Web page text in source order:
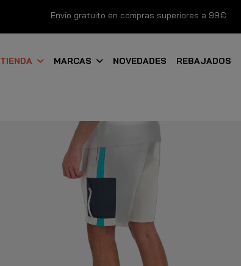
Envío gratuito en compras superiores a 99€
TIENDA MARCAS NOVEDADES REBAJADOS